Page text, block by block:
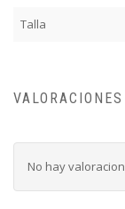
Talla
VALORACIONES
No hay